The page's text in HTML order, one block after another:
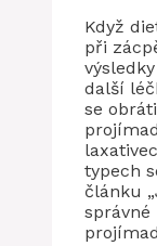
Když
při
další
se
typech
článku
správné